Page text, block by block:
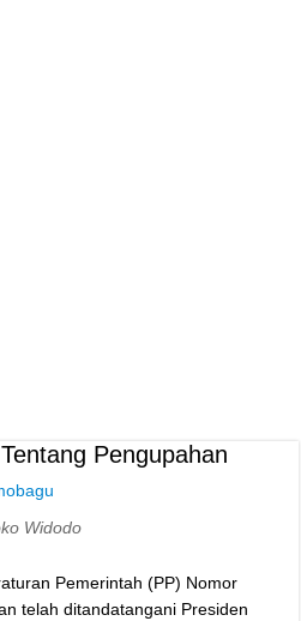
Pengupahan
Widodo
Pemerintah (PP) Nomor
telah ditandatangani Presiden